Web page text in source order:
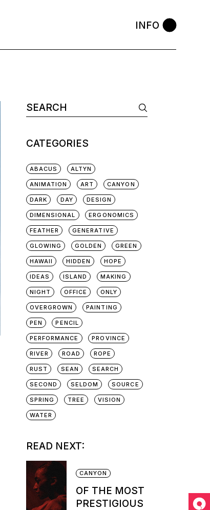
INFO
CATEGORIES
ABACUS ALTYN
ANIMATION ART CANYON
DARK DAY DESIGN
DIMENSIONAL ERGONOMICS
FEATHER GENERATIVE
GLOWING GOLDEN GREEN
HAWAII HIDDEN HOPE
IDEAS ISLAND MAKING
NIGHT OFFICE ONLY
OVERGROWN PAINTING
PEN PENCIL
PERFORMANCE PROVINCE
RIVER ROAD ROPE
RUST SEAN SEARCH
SECOND SELDOM SOURCE
SPRING TREE VISION
WATER
READ NEXT:
CANYON
OF THE MOST
PRESTIGIOUS